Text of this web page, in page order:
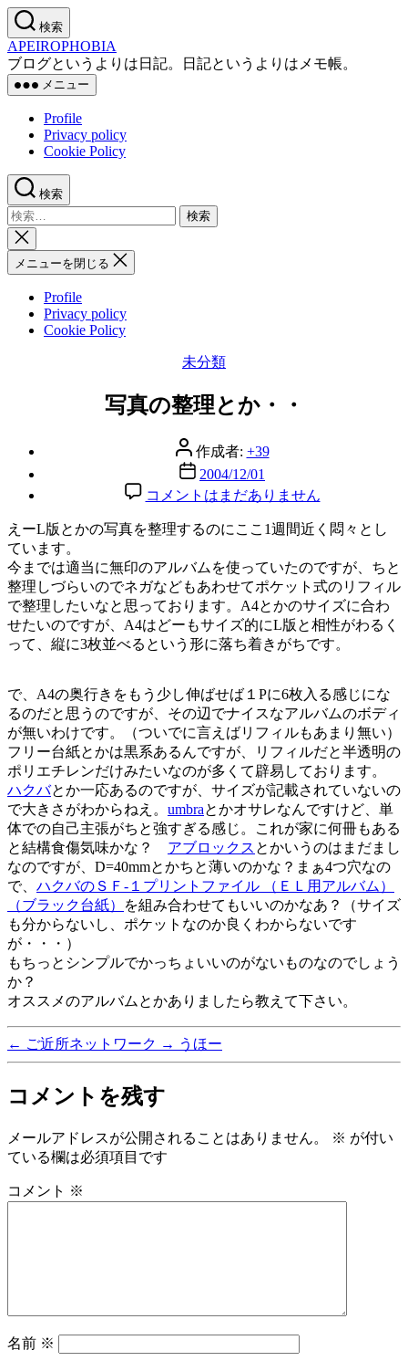
コ
ン
テ
ン
ツ
プ
検索
APEIROPHOBIA
ブログというよりは日記。日記というよりはメモ帳。
メニュー
Profile
Privacy policy
Cookie Policy
検索
検
索
対
象:
検
索
を
メニューを閉じる
Profile
Privacy policy
Cookie Policy
カ
ゴ
リ
未分類
写真の整理とか・・
投
稿
者
作成者: +39
投
稿
2004/12/01
写
の
理
と
か・・
へ
の
コメントはまだありません
えーL版とかの写真を整理するのにここ1週間近く悶々とし
ています。
今までは適当に無印のアルバムを使っていたのですが、ちと
整理しづらいのでネガなどもあわせてポケット式のリフィル
で整理したいなと思っております。A4とかのサイズに合わ
せたいのですが、A4はどーもサイズ的にL版と相性がわるく
って、縦に3枚並べるという形に落ち着きがちです。
で、A4の奥行きをもう少し伸ばせば１Pに6枚入る感じにな
るのだと思うのですが、その辺でナイスなアルバムのボディ
が無いわけです。（ついでに言えばリフィルもあまり無い）
フリー台紙とかは黒系あるんですが、リフィルだと半透明の
ポリエチレンだけみたいなのが多くて辟易しております。
ハクバとか一応あるのですが、サイズが記載されていないの
で大きさがわからねえ。 umbraとかオサレなんですけど、単
体での自己主張がちと強すぎる感じ。これが家に何冊もある
と結構食傷気味かな？ アブロックス とかいうのはまだまし
なのですが、D=40mmとかちと薄いのかな？まぁ4つ穴なの
で、 ハクバのＳＦ-１プリントファイル （ＥＬ用アルバム）
（ブラック台紙）
を組み合わせてもいいのかなあ？（サイズ
も分からないし、ポケットなのか良くわからないです
が・・・）
もちっとシンプルでかっちょいいのがないものなのでしょう
か？
オススメのアルバムとかありましたら教えて下さい。
← ご近所ネットワーク → うほー
コメントを残す
メールアドレスが公開されることはありません。 ※ が付い
ている欄は必須項目です
コメント ※
名前 ※